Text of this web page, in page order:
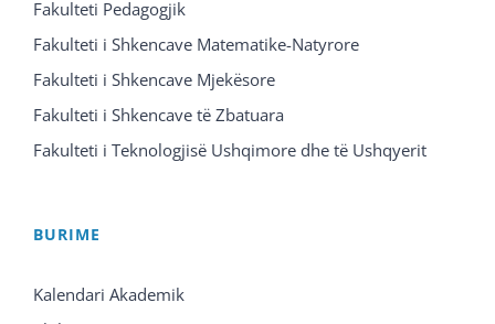
Fakulteti Pedagogjik
Fakulteti i Shkencave Matematike-Natyrore
Fakulteti i Shkencave Mjekësore
Fakulteti i Shkencave të Zbatuara
Fakulteti i Teknologjisë Ushqimore dhe të Ushqyerit
BURIME
Kalendari Akademik